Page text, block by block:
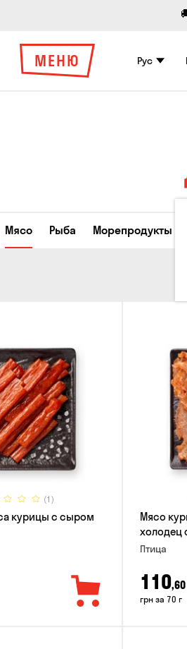
МЕНЮ Рус
Мясо Рыба Морепродукты
(1)
курицы с сыром
Мясо
холодец
Птица
110,60
грн за 70 г